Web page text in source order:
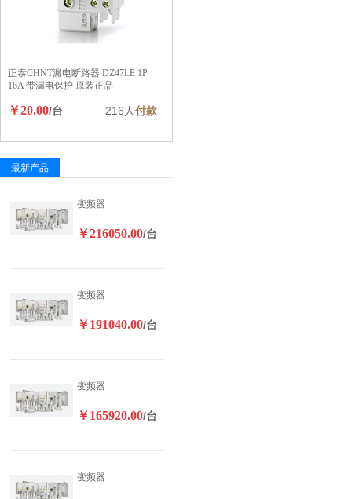
正泰CHNT漏电断路器 DZ47LE 1P
16A 带漏电保护 原装正品
￥20.00/台 216人付款
最新产品
变频器
￥216050.00/台
变频器
￥191040.00/台
变频器
￥165920.00/台
变频器